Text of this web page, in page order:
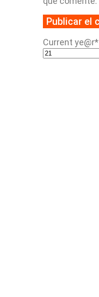
Current ye@r*